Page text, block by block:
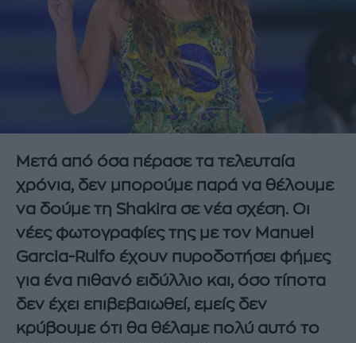
Μετά από όσα πέρασε τα τελευταία
χρόνια, δεν μπορούμε παρά να θέλουμε
να δούμε τη Shakira σε νέα σχέση. Οι
νέες φωτογραφίες της με τον Manuel
Garcia-Rulfo έχουν πυροδοτήσει φήμες
για ένα πιθανό ειδύλλιο και, όσο τίποτα
δεν έχει επιβεβαιωθεί, εμείς δεν
κρύβουμε ότι θα θέλαμε πολύ αυτό το